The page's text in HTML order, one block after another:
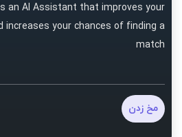
an AI Assistant that improves your
increases your chances of finding a
match
مخ زدن